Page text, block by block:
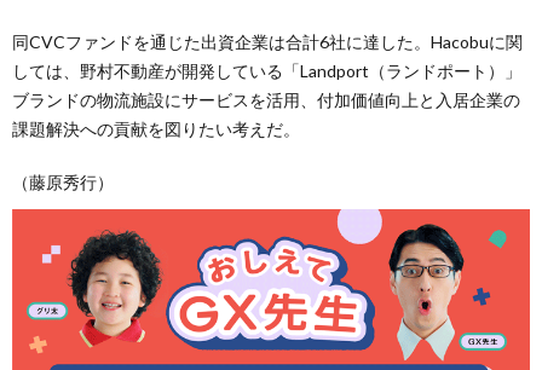
同CVCファンドを通じた出資企業は合計6社に達した。Hacobuに関
しては、野村不動産が開発している「Landport（ランドポート）」
ブランドの物流施設にサービスを活用、付加価値向上と入居企業の
課題解決への貢献を図りたい考えだ。
（藤原秀行）